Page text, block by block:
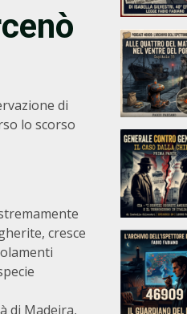
di
lo scorso
cresce
di Madeira,